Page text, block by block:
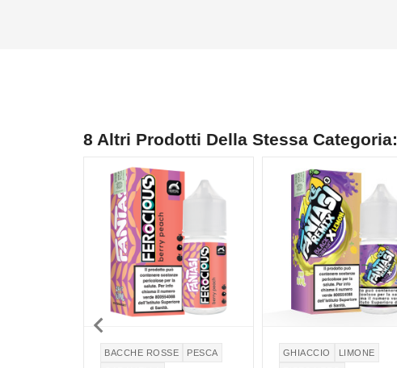
8 Altri Prodotti Della Stessa Categoria:
BACCHE ROSSE
PESCA
GHIACCIO
LIMONE
NON DISPONIBILE
